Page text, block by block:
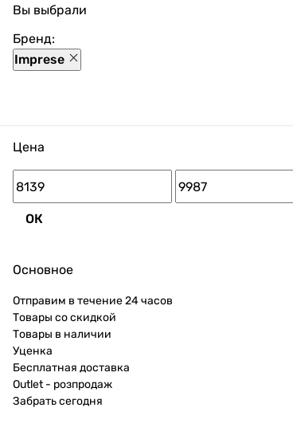
Вы выбрали
Бренд:
Imprese
Цена
ОК
Основное
Отправим в течение 24 часов
Товары со скидкой
Товары в наличии
Уценка
Бесплатная доставка
Outlet - розпродаж
Забрать сегодня